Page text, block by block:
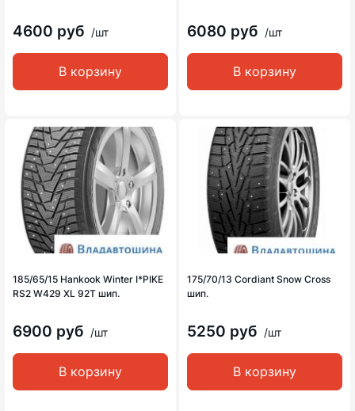
4600 руб /шт
В корзину
6080 руб /шт
В корзину
185/65/15 Hankook Winter I*PIKE
RS2 W429 XL 92T шип.
6900 руб /шт
В корзину
175/70/13 Cordiant Snow Cross
шип.
5250 руб /шт
В корзину